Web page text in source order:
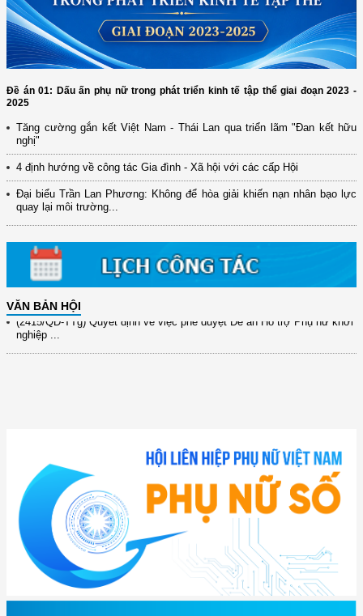
Đề án 01: Dấu ấn phụ nữ trong phát triển kinh tế tập thể giai đoạn 2023 -
2025
Tăng cường gắn kết Việt Nam - Thái Lan qua triển lãm "Đan kết hữu
nghị"
4 định hướng về công tác Gia đình - Xã hội với các cấp Hội
Đại biểu Trần Lan Phương: Không để hòa giải khiến nạn nhân bạo lực
quay lại môi trường...
VĂN BẢN HỘI
(12/TB-HĐKH) V/v đăng ký, đề xuất nhiệm vụ Khoa học, công nghệ và
đổi mới ...
(898/KH/ĐCT) Kế hoạch thực hiện Quyết định số 2415/QĐ-TTg ngày
31/10/2025 ...
xây dựng ...
(891/KH-ĐCT) Kế hoạch thực hiện Nghị quyết số 72-NQ/TW ngày
9/9/2025 của Bộ ...
(2415/QĐ-TTg) Quyết định về việc phê duyệt Đề án Hỗ trợ Phụ nữ khởi
nghiệp ...